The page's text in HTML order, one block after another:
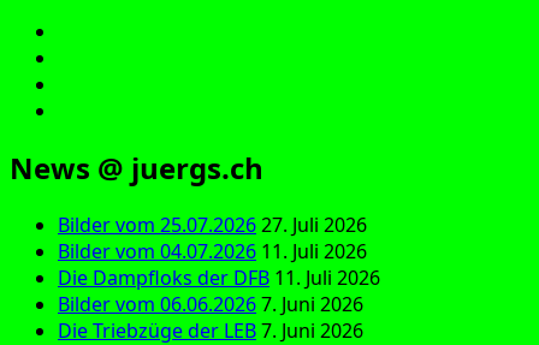
News @ juergs.ch
Bilder vom 25.07.202627. Juli 2026
Bilder vom 04.07.2026 11. Juli 2026
Die Dampfloks der DFB 11. Juli 2026
Bilder vom 06.06.20267. Juni 2026
Die Triebzüge der LEB7. Juni 2026